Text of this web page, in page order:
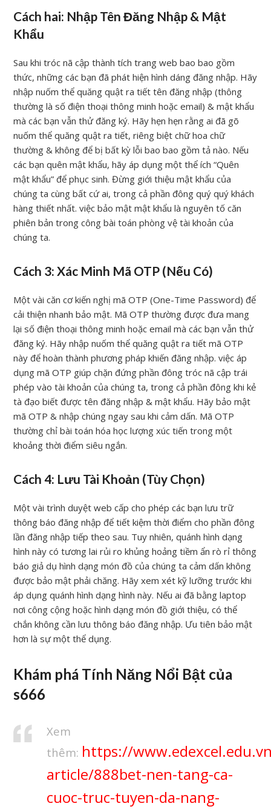
Cách hai: Nhập Tên Đăng Nhập & Mật
Khẩu
Sau khi tróc nã cập thành tích trang web bao bao gồm
thức, những các bạn đã phát hiện hình dáng đăng nhập. Hãy
nhập nuốm thể quăng quật ra tiết tên đăng nhập (thông
thường là số điện thoại thông minh hoặc email) & mật khẩu
mà các bạn vẫn thử đăng ký. Hãy hẹn hẹn rằng ai đã gõ
nuốm thể quăng quật ra tiết, riêng biệt chữ hoa chữ
thường & không để bị bất kỳ lỗi bao bao gồm tả nào. Nếu
các bạn quên mật khẩu, hãy áp dụng một thể ích “Quên
mật khẩu” để phục sinh. Đừng giới thiệu mật khẩu của
chúng ta cùng bất cứ ai, trong cả phần đông quý quý khách
hàng thiết nhất. việc bảo mật mật khẩu là nguyên tố căn
phiên bản trong công bài toán phòng vệ tài khoản của
chúng ta.
Cách 3: Xác Minh Mã OTP (Nếu Có)
Một vài căn cơ kiến nghị mã OTP (One-Time Password) để
cải thiện nhanh bảo mật. Mã OTP thường được đưa mang
lại số điện thoại thông minh hoặc email mà các bạn vẫn thử
đăng ký. Hãy nhập nuốm thể quăng quật ra tiết mã OTP
này để hoàn thành phương pháp khiến đăng nhập. việc áp
dụng mã OTP giúp chặn đứng phần đông tróc nã cập trái
phép vào tài khoản của chúng ta, trong cả phần đông khi kẻ
tà đạo biết được tên đăng nhập & mật khẩu. Hãy bảo mật
mã OTP & nhập chúng ngay sau khi cảm dấn. Mã OTP
thường chỉ bài toán hóa học lượng xúc tiến trong một
khoảng thời điểm siêu ngắn.
Cách 4: Lưu Tài Khoản (Tùy Chọn)
Một vài trình duyệt web cấp cho phép các bạn lưu trữ
thông báo đăng nhập để tiết kiệm thời điểm cho phần đông
lần đăng nhập tiếp theo sau. Tuy nhiên, quánh hình dạng
hình này có tương lai rủi ro khủng hoảng tiềm ẩn rò rỉ thông
báo giả dụ hình dạng món đồ của chúng ta cảm dấn không
được bảo mật phải chăng. Hãy xem xét kỹ lưỡng trước khi
áp dụng quánh hình dạng hình này. Nếu ai đã bằng laptop
nơi công cộng hoặc hình dạng món đồ giới thiệu, có thể
chắn không cần lưu thông báo đăng nhập. Ưu tiên bảo mật
hơn là sự một thể dụng.
Khám phá Tính Năng Nổi Bật của
s666
Xem
thêm: https://
article/888bet-nen-tang-ca-
cuoc-truc-tuyen-da-nang-